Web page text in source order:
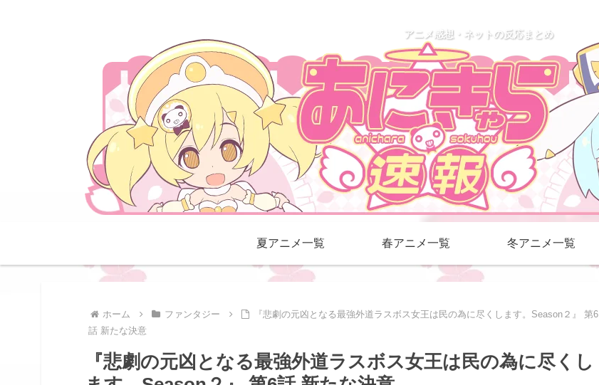
アニメ感想・ネットの反応まとめ
夏アニメ一覧 春アニメ一覧 冬アニメ一覧
ホーム ファンタジー
『悲劇の元凶となる最強外道ラスボス女王は民の為に尽くします。Season２』 第6
話 新たな決意
『悲劇の元凶となる最強外道ラスボス女王は民の為に尽くし